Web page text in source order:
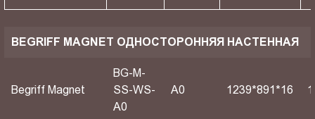
BEGRIFF MAGNET ОДНОСТОРОННЯЯ НАСТЕННАЯ
Begriff Magnet
BG-M-
SS-WS-
A0
A0 1239*891*16